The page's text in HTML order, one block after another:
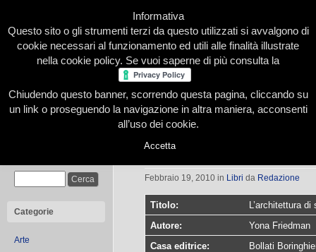
Home Presentazione Redazione Le nostre firme
Categorie
Arte
L’architettura di sopravvivenza
Febbraio 19, 2010 in Libri da Redazione
Titolo:
L’architettura
Autore:
Yona Friedman
Casa editrice:
Bollati
Informativa
Questo sito o gli strumenti terzi da questo utilizzati si avvalgono di
cookie necessari al funzionamento ed utili alle finalità illustrate
nella cookie policy. Se vuoi saperne di più consulta la
Chiudendo questo banner, scorrendo questa pagina, cliccando su
un link o proseguendo la navigazione in altra maniera, acconsenti
all’uso dei cookie.
Accetta